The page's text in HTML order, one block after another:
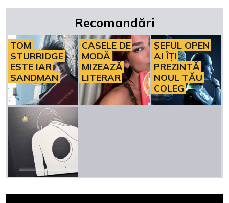
Recomandări
TOM
STURRIDGE
ESTE IAR
SANDMAN
CASELE DE
MODĂ
MIZEAZĂ
LITERAR
ȘEFUL OPEN
AI ÎȚI
PREZINTĂ
NOUL TĂU
COLEG